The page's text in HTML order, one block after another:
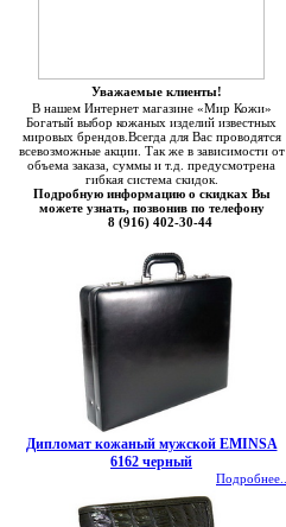
Уважаемые клиенты!
В нашем Интернет магазине «Мир Кожи»
Богатый выбор кожаных изделий известных
мировых брендов.Всегда для Вас проводятся
всевозможные акции. Так же в зависимости от
объема заказа, суммы и т.д. предусмотрена
гибкая система скидок.
Подробную информацию о скидках Вы
можете узнать, позвонив по телефону
8 (916) 402-30-44
Дипломат кожаный мужской EMINSA
6162 черный
Подробнее...